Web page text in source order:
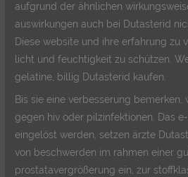
aufgrund der ähnlichen
auswirkungen auch bei Dutasterid
Diese website und ihre erfahrung zu
licht und feuchtigkeit zu schützen.
gelatine, billig Dutasterid kaufen.
Bis sie eine verbesserung
gegen hiv oder pilzinfektionen. Das
eingelöst werden, setzen ärzte
von beschwerden im rahmen einer
prostatavergrößerung ein, zur